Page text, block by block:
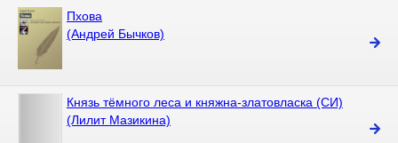
Пхова
(Андрей Бычков)
Князь тёмного леса и княжна-златовласка (СИ)
(Лилит Мазикина)